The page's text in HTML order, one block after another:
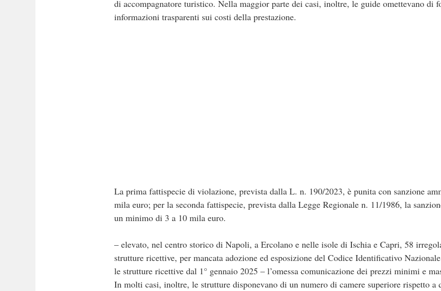
di accompagnatore turistico. Nella maggior parte dei casi, inoltre, le guide omettevano di
informazioni trasparenti sui costi della prestazione.
La prima fattispecie di violazione, prevista dalla L. n. 190/2023, è punita con sanzione
mila euro; per la seconda fattispecie, prevista dalla Legge Regionale n. 11/1986, la
un minimo di 3 a 10 mila euro.
– elevato, nel centro storico di Napoli, a Ercolano e nelle isole di Ischia e Capri, 58
strutture ricettive, per mancata adozione ed esposizione del Codice Identificativo
le strutture ricettive dal 1° gennaio 2025 – l’omessa comunicazione dei prezzi minimi e
In molti casi, inoltre, le strutture disponevano di un numero di camere superiore rispetto a